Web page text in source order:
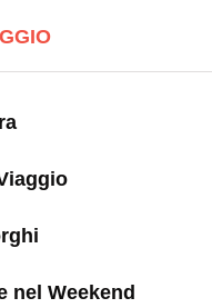
nel Weekend